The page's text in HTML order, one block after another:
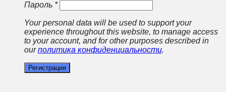
Пароль *
Your personal data will be used to support your
experience throughout this website, to manage access
to your account, and for other purposes described in
ourполитика конфиденциальности.
Регистрация